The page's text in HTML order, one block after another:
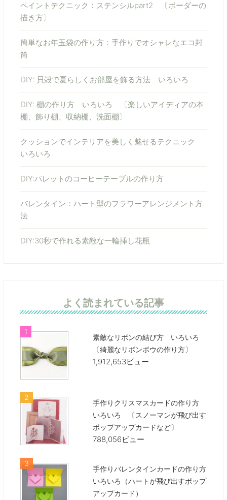
ペイントテクニック：ステンシルpart2 〔ボーダーの
描き方〕
簡単なお年玉袋の作り方：手作りでオシャレなエコ封
筒
DIY: 貝殻で夏らしくお部屋を飾る方法 いろいろ
DIY: 棚の作り方 いろいろ 〔楽しいアイディアの本
棚、飾り棚、収納棚、洗面棚〕
クッションでインテリアを美しく魅せるテクニック
いろいろ
DIY:パレットのコーヒーテーブルの作り方
バレンタイン：ハート型のフラワーアレンジメント方
法
DIY:30秒で作れる素敵な一輪挿し花瓶
よく読まれている記事
素敵なリボンの結び方 いろいろ
〔綺麗なリボンボウの作り方〕
1,912,653ビュー
手作りクリスマスカードの作り方
いろいろ 〔スノーマンが飛び出す
ポップアップカードなど〕
788,056ビュー
手作りバレンタインカードの作り方
いろいろ（ハートが飛び出すポップ
アップカード）